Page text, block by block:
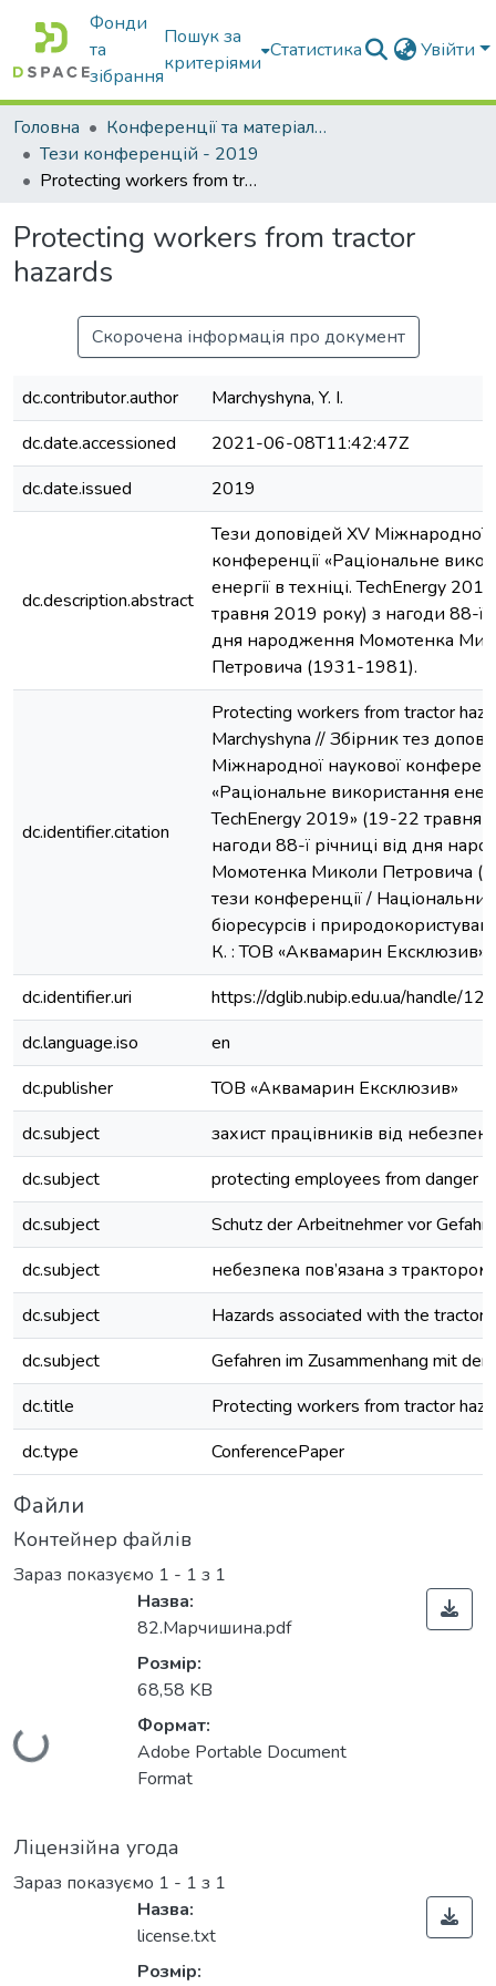
Фонди
та
зібрання
Пошук за
критеріями
Статистика Увійти
Головна
Конференції та матеріали конференцій
Тези конференцій - 2019
Protecting workers from tractor hazards
Protecting workers from tractor
hazards
Скорочена інформація про документ
dc.contributor.author
Marchyshyna, Y. I.
dc.date.accessioned
2021-06-08T11:42:47Z
dc.date.issued
2019
dc.description.abstract
Тези доповідей XV Міжнародної
конференції «Раціональне
енергії в техніці. TechEnergy
травня 2019 року) з нагоди 88-ї
дня народження Момотенка
Петровича (1931-1981).
dc.identifier.citation
Protecting workers from tractor
Мarchyshyna // Збірник тез
Міжнародної наукової
«Раціональне використання
TechEnergy 2019» (19-22 травня
нагоди 88-ї річниці від дня
Момотенка Миколи Петровича
тези конференції /
біоресурсів і
К. : ТОВ «Аквамарин Ексклюзив»,
dc.identifier.uri
https://dglib.nubip.edu.ua/handle/
dc.language.iso
en
dc.publisher
ТОВ «Аквамарин Ексклюзив»
dc.subject
захист працівників від
dc.subject
protecting employees from danger
dc.subject
Schutz der Arbeitnehmer vor
dc.subject
небезпека пов’язана з трактором
dc.subject
Hazards associated with the tractor
dc.subject
Gefahren im Zusammenhang mit der
dc.title
Protecting workers from tractor
dc.type
ConferencePaper
Файли
Контейнер файлів
Зараз показуємо 1 - 1 з 1
Вантажиться...
Назва:
82.Марчишина.pdf
Розмір:
68,58 KB
Формат:
Adobe Portable Document
Format
Ліцензійна угода
Зараз показуємо 1 - 1 з 1
Назва:
license.txt
Розмір: